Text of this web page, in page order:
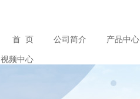
首 页 公司简介 产品中心
视频中心